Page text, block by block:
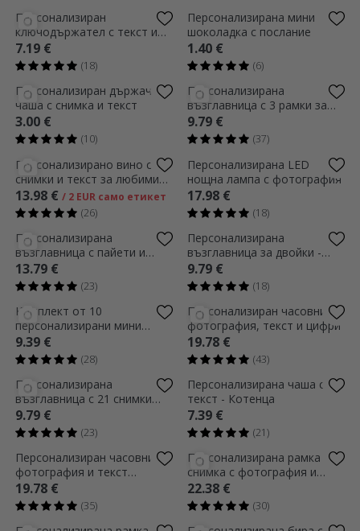
Персонализиран
ключодържател с текст и
снимка - Сърце
7.19 €
(18)
Персонализирана мини
шоколадка с послание
1.40 €
(6)
Персонализиран държач за
чаша с снимка и текст
3.00 €
(10)
Персонализирана
възглавница с 3 рамки за
снимки и текст
9.79 €
(37)
Персонализирано вино с 4
снимки и текст за любимия
човек
13.98 € / 2 EUR само етикет
(26)
Персонализирана LED
нощна лампа с фотография
17.98 €
(18)
Персонализирана
възглавница с пайети и
снимка
13.79 €
(23)
Персонализирана
възглавница за двойки -
винаги
9.79 €
(18)
Комплект от 10
персонализирани мини
шоколадови бонбони -
Обичам те!
9.39 €
(28)
Персонализиран часовник с
фотография, текст и цифри
19.78 €
(43)
Персонализирана
възглавница с 21 снимки
във формата на сърце и
текст
9.79 €
(23)
Персонализирана чаша с
текст - Котенца
7.39 €
(21)
Персонализиран часовник с
фотография и текст
„Любов“ – Ние двамата
19.78 €
(35)
Персонализирана рамка за
снимка с фотография и
текст
22.38 €
(30)